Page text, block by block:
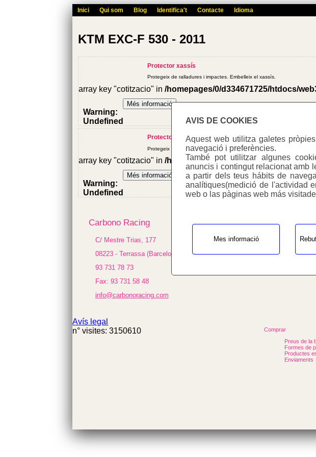
AVIS DE COOKIES
Aquest web utilitza galetes
navegació i preferències.
També pot utilitzar algunes
anuncis i contingut relacionat amb
a partir dels teus hábits de
analítiques(medició de l'actividad
web o las pàginas web más
Mes informació
Inici Qui som Blog Identifica't Contacte Idioma
KTM EXC-F 530 - 2011
Protector xassís
Protegeix de ralladures i impactes. Embelleix el xassís.
array key "cotitzacio" in/homepages/0/d334671725/htdocs/
Warning:
Undefined
variable
$cfg_preus_sense_iva
/homepages/0/d334671725/htdocs/web3/seccio.php
on line
102.55
€
Protector escapament
Protegeix l'escapament de rossadures. Protegeix de cremades.
array key "cotitzacio" in/homepages/0/d334671725/htdocs/
Warning:
Undefined
in
/homepages/0/d334671725/htdocs/web3/seccio.php
on line
95.00 €
Carbono Racing
C/ Mestre Trias, 177
08223 - Terrassa (Barcelona)
93 731 78 73
Fax: 93 731 58 48
info@carbonoracing.com
Avís legal
n° visites: 3150610
Comprar
Preus de la
Formes de
Productes
Enviaments